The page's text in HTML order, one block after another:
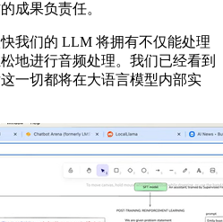
成果负责任。
们的 LLM 将拥有不仅能处理
地进行音频处理。我们已经看到
一切都将在大语言模型内部实